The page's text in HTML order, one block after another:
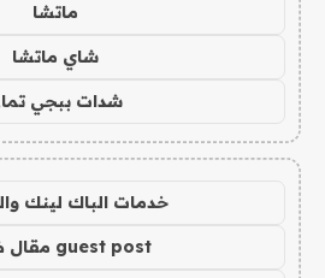
ماتشا
شاي ماتشا
شدات ببجي
خدمات الباك لينك
guest post مقال ضيف